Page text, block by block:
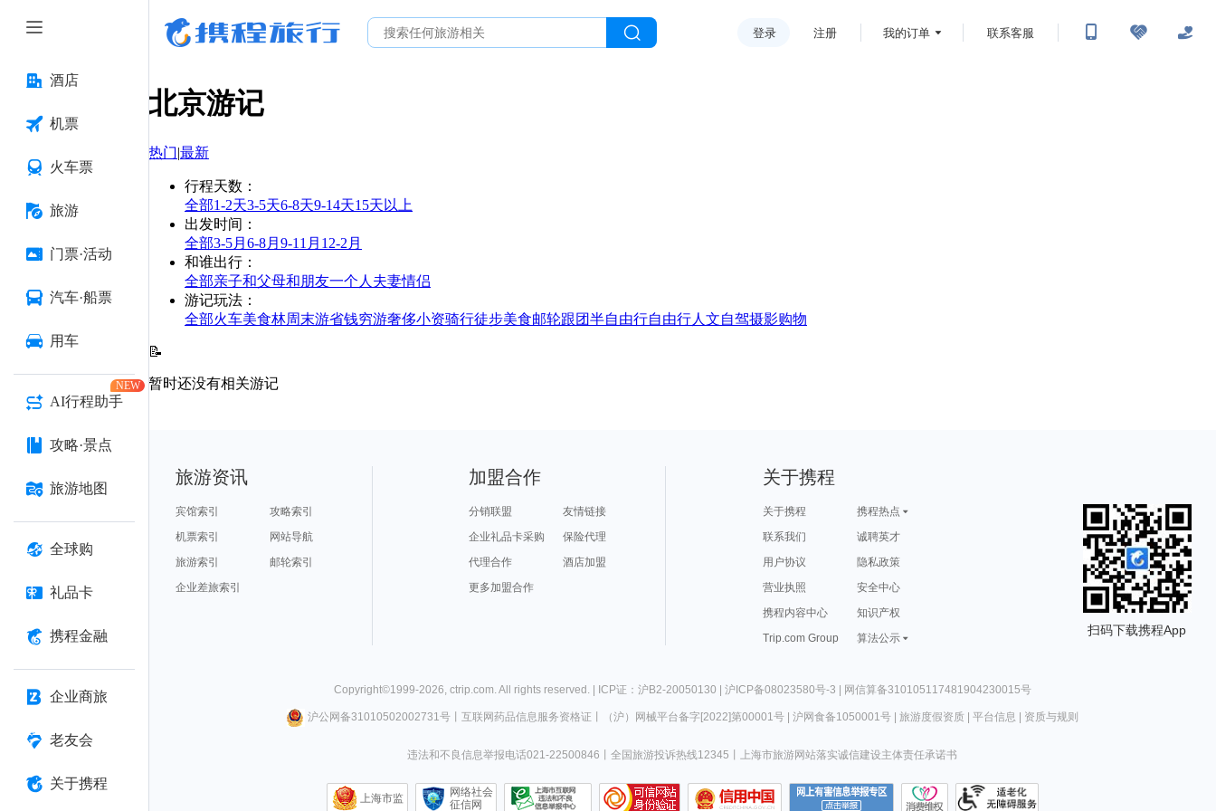
酒店
机票
火车票
旅游
门票·活动
汽车·船票
用车
AI行程助手
NEW
攻略·景点
旅游地图
全球购
礼品卡
携程金融
企业商旅
老友会
关于携程
登录 注册 我的订单 联系客服
北京游记
热门|最新
行程天数 ：
全部1-2天3-5天6-8天9-14天15天以上
出发时间 ：
全部3-5月 6-8月 9-11月 12-2月
和谁出行 ：
全部亲子和父母和朋友一个人 夫妻情侣
游记玩法 ：
全部火车美食林周末游省钱穷游奢侈小资骑行徒步美食邮轮跟团半自由行自由行人文自驾摄影购物
📝
暂时还没有相关游记
旅游资讯
宾馆索引
攻略索引
机票索引
网站导航
旅游索引
邮轮索引
企业差旅索引
加盟合作
分销联盟
友情链接
企业礼品卡采购
保险代理
代理合作
酒店加盟
更多加盟合作
关于携程
关于携程
携程热点
联系我们
诚聘英才
用户协议
隐私政策
营业执照
安全中心
携程内容中心
知识产权
Trip.com Group
算法公示
扫码下载携程App
Copyright©1999-2026, ctrip.com. All rights reserved. | ICP证：沪B2-20050130 | 沪ICP备08023580号-3 | 网信算备310105117481904230015号
沪公网备31010502002731号丨 互联网药品信息服务资格证 （沪）网械平台备字[2022]第00001号| 沪网食备1050001号| 旅游度假资质| 平台信息 资质与规则
违法和不良信息举报电话021-22500846 全国旅游投诉热线12345 上海市旅游网站落实诚信建设主体责任承诺书
上海市监
网络社会
征信网